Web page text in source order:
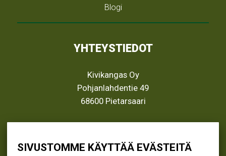
SIVUSTOMME KÄYTTÄÄ EVÄSTEITÄ
Blogi
YHTEYSTIEDOT
Kivikangas Oy
Pohjanlahdentie 49
68600 Pietarsaari
(06) 781 2900